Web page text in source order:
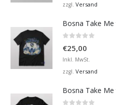
zzgl. Versand
€25,00
Inkl. MwSt.
zzgl. Versand